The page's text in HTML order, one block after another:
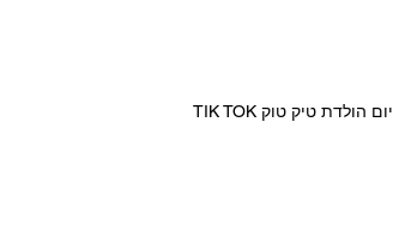
יום הולדת טיק טוק TIK TOK